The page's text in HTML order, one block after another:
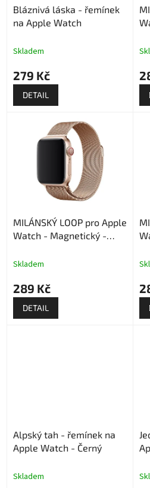
Bláznivá láska - řemínek
na Apple Watch
Skladem
279 Kč
DETAIL
MILÁNSKÝ LOOP pro Apple
Watch - Magnetický -
Skladem
289 Kč
DETAIL
Alpský tah - řemínek na
Apple Watch - Černý
Skladem